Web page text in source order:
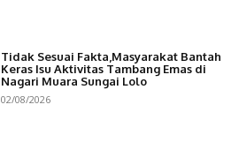
Tidak Sesuai Fakta,Masyarakat Bantah
Keras Isu Aktivitas Tambang Emas di
Nagari Muara Sungai Lolo
02/08/2026